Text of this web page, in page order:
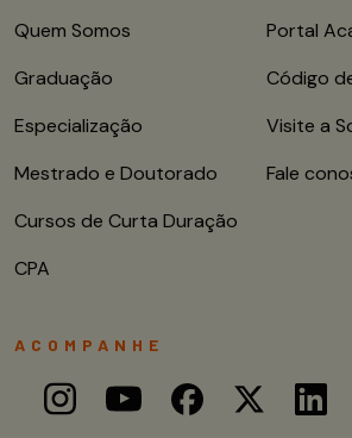
Quem Somos
Graduação
Especialização
Mestrado e Doutorado
Cursos de Curta Duração
CPA
Portal
Código
Visite a
Fale
ACOMPANHE